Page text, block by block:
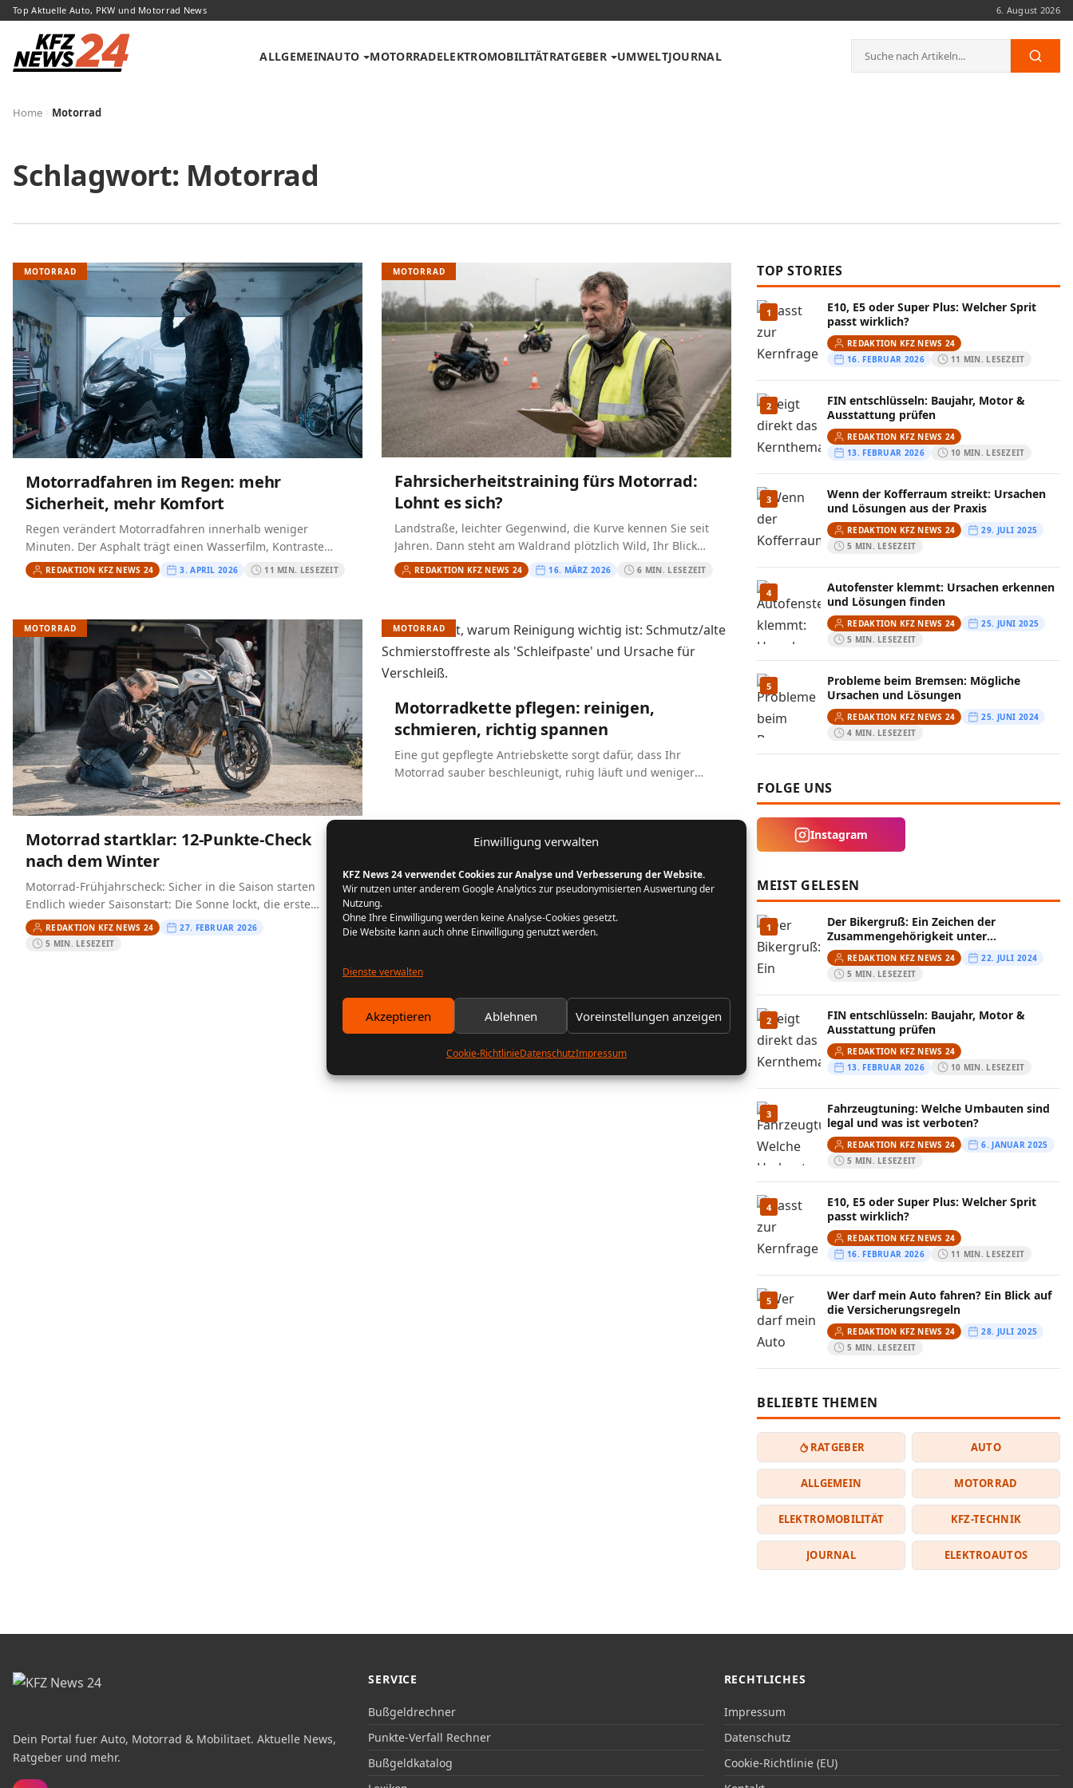
Einwilligung verwalten
KFZ News 24 verwendet Cookies zur Analyse und Verbesserung der Website.
Wir nutzen unter anderem Google Analytics zur pseudonymisierten Auswertung der
Nutzung.
Ohne Ihre Einwilligung werden keine Analyse-Cookies gesetzt.
Die Website kann auch ohne Einwilligung genutzt werden.
Dienste verwalten
Akzeptieren Ablehnen Voreinstellungen anzeigen
Cookie-RichtlinieDatenschutzImpressum
Top Aktuelle Auto, PKW und Motorrad News 6. August 2026
ALLGEMEINAUTO MOTORRADELEKTROMOBILITÄTRATGEBER UMWELTJOURNAL
Suche
nach:
Home Motorrad
Schlagwort: Motorrad
MOTORRAD
Motorradfahren im Regen: mehr
Sicherheit, mehr Komfort
Regen verändert Motorradfahren innerhalb weniger
Minuten. Der Asphalt trägt einen Wasserfilm, Kontraste
verschwimmen im Visier, Bremswege werden länger und
jede hektische Lenk- oder Gasbewegung kostet…
REDAKTION KFZ NEWS 24 3. APRIL 2026 11 MIN. LESEZEIT
MOTORRAD
Fahrsicherheitstraining fürs Motorrad:
Lohnt es sich?
Landstraße, leichter Gegenwind, die Kurve kennen Sie seit
Jahren. Dann steht am Waldrand plötzlich Wild, Ihr Blick
springt, die rechte Hand greift hektisch zur Bremse,…
REDAKTION KFZ NEWS 24 16. MÄRZ 2026 6 MIN. LESEZEIT
MOTORRAD
Motorrad startklar: 12-Punkte-Check
nach dem Winter
Motorrad-Frühjahrscheck: Sicher in die Saison starten
Endlich wieder Saisonstart: Die Sonne lockt, die erste
Ausfahrt ist geplant – und dann will das Motorrad nicht so,
…
REDAKTION KFZ NEWS 24
27. FEBRUAR 2026
5 MIN. LESEZEIT
MOTORRAD
Motorradkette pflegen: reinigen,
schmieren, richtig spannen
Eine gut gepflegte Antriebskette sorgt dafür, dass Ihr
Motorrad sauber beschleunigt, ruhig läuft und weniger
REDAKTION KFZ NEWS 24
20. FEBRUAR 2026
TOP STORIES
1
E10, E5 oder Super Plus: Welcher Sprit
passt wirklich?
REDAKTION KFZ NEWS 24
16. FEBRUAR 2026
11 MIN. LESEZEIT
2
FIN entschlüsseln: Baujahr, Motor &
Ausstattung prüfen
REDAKTION KFZ NEWS 24
13. FEBRUAR 2026
10 MIN. LESEZEIT
3
Wenn der Kofferraum streikt: Ursachen
und Lösungen aus der Praxis
REDAKTION KFZ NEWS 24
29. JULI 2025
5 MIN. LESEZEIT
4
Autofenster klemmt: Ursachen erkennen
und Lösungen finden
REDAKTION KFZ NEWS 24
25. JUNI 2025
5 MIN. LESEZEIT
5
Probleme beim Bremsen: Mögliche
Ursachen und Lösungen
REDAKTION KFZ NEWS 24
25. JUNI 2024
4 MIN. LESEZEIT
FOLGE UNS
Instagram
MEIST GELESEN
1
Der Bikergruß: Ein Zeichen der
Zusammengehörigkeit unter
Motorradfahrern
REDAKTION KFZ NEWS 24
22. JULI 2024
5 MIN. LESEZEIT
2
FIN entschlüsseln: Baujahr, Motor &
Ausstattung prüfen
REDAKTION KFZ NEWS 24
13. FEBRUAR 2026
10 MIN. LESEZEIT
3
Fahrzeugtuning: Welche Umbauten sind
legal und was ist verboten?
REDAKTION KFZ NEWS 24
6. JANUAR 2025
5 MIN. LESEZEIT
4
E10, E5 oder Super Plus: Welcher Sprit
passt wirklich?
REDAKTION KFZ NEWS 24
16. FEBRUAR 2026
11 MIN. LESEZEIT
5
Wer darf mein Auto fahren? Ein Blick auf
die Versicherungsregeln
REDAKTION KFZ NEWS 24
28. JULI 2025
5 MIN. LESEZEIT
BELIEBTE THEMEN
RATGEBER AUTO
ALLGEMEIN MOTORRAD
ELEKTROMOBILITÄT KFZ-TECHNIK
JOURNAL ELEKTROAUTOS
Dein Portal fuer Auto, Motorrad & Mobilitaet. Aktuelle News,
Ratgeber und mehr.
SERVICE
Bußgeldrechner
Punkte-Verfall Rechner
Bußgeldkatalog
RECHTLICHES
Impressum
Datenschutz
Cookie-Richtlinie (EU)